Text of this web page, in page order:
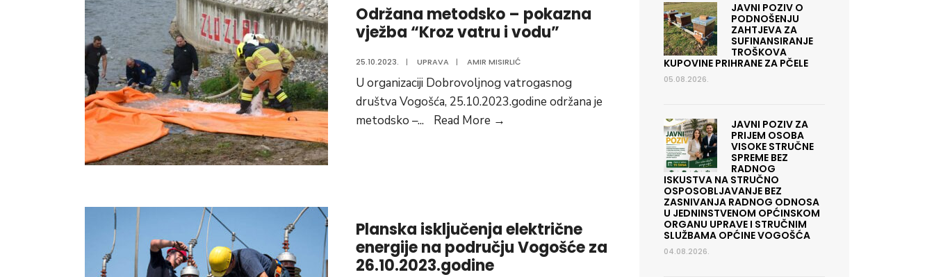
mreži
za
Održana metodsko – pokazna
vježba “Kroz vatru i vodu”
25.10.2023. | UPRAVA | AMIR MISIRLIĆ
U organizaciji Dobrovoljnog vatrogasnog
društva Vogošća, 25.10.2023.godine održana je
metodsko –... Read More →
vatru
i
Planska isključenja električne
energije na području Vogošće za
26.10.2023.godine
JAVNI POZIV O
PODNOŠENJU
ZAHTJEVA ZA
SUFINANSIRANJE
TROŠKOVA
KUPOVINE PRIHRANE ZA PČELE
05.08.2026.
JAVNI POZIV ZA
PRIJEM OSOBA
VISOKE STRUČNE
SPREME BEZ
RADNOG
ISKUSTVA NA STRUČNO
OSPOSOBLJAVANJE BEZ
ZASNIVANJA RADNOG ODNOSA
U JEDNINSTVENOM OPĆINSKOM
ORGANU UPRAVE I STRUČNIM
SLUŽBAMA OPĆINE VOGOŠĆA
04.08.2026.